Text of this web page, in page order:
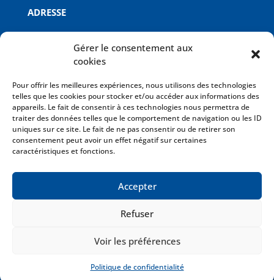
Gérer le consentement aux
cookies
Pour offrir les meilleures expériences, nous utilisons des technologies
telles que les cookies pour stocker et/ou accéder aux informations des
appareils. Le fait de consentir à ces technologies nous permettra de
traiter des données telles que le comportement de navigation ou les ID
uniques sur ce site. Le fait de ne pas consentir ou de retirer son
consentement peut avoir un effet négatif sur certaines
caractéristiques et fonctions.
Accepter
Refuser
Voir les préférences
Politique de confidentialité
ADRESSE
ZI Le Royeux
Rue Eugène Freyssinet
INFOS
Mentions légales
Politique de confidentialité
Plan du site
2018 © Missenard Quint B Tous droits réservés